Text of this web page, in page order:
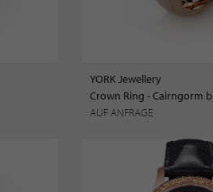
YORK Jewellery
Crown Ring - Cairngorm
AUF ANFRAGE